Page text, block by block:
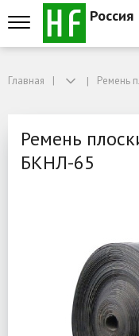
Россия
Ремень плоский норийный
Главная Ремень
Ремень
БКНЛ-65